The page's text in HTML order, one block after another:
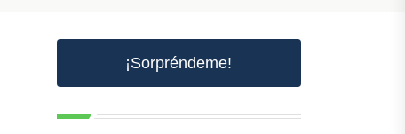
¡Sorpréndeme!